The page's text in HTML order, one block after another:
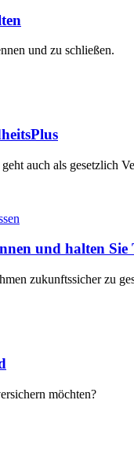
und zu schließen.
auch als gesetzlich
und halten Sie
zukunftssicher zu
möchten?